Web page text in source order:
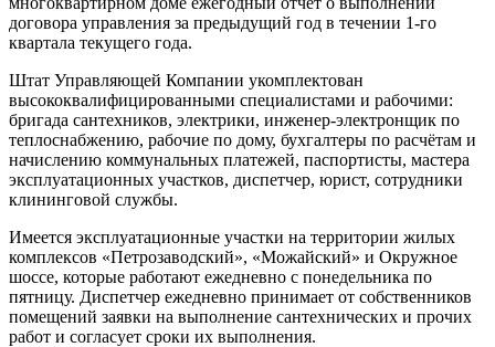
договора управления за предыдущий год в течении 1-го
квартала текущего года.
Штат Управляющей Компании укомплектован
высококвалифицированными специалистами и рабочими:
бригада сантехников, электрики, инженер-электронщик по
теплоснабжению, рабочие по дому, бухгалтеры по расчётам и
начислению коммунальных платежей, паспортисты, мастера
эксплуатационных участков, диспетчер, юрист, сотрудники
клининговой службы.
Имеется эксплуатационные участки на территории жилых
комплексов «Петрозаводский», «Можайский» и Окружное
шоссе, которые работают ежедневно с понедельника по
пятницу. Диспетчер ежедневно принимает от собственников
помещений заявки на выполнение сантехнических и прочих
работ и согласует сроки их выполнения.